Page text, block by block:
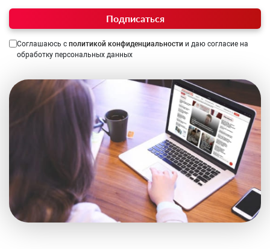
Подписаться
Соглашаюсь с политикой конфиденциальности и даю согласие на
обработку персональных данных